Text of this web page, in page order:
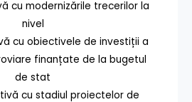
cu modernizările trecerilor la
nivel
cu obiectivele de investiții a
finanțate de la bugetul
de stat
cu stadiul proiectelor de